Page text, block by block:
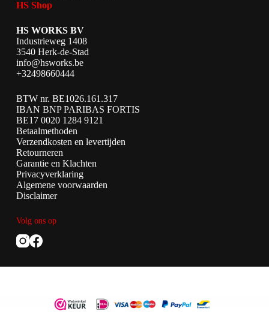
HS Shop
HS WORKS BV
Industrieweg 1408
3540 Herk-de-Stad
info@hsworks.be
+32498660444
BTW nr. BE1026.161.317
IBAN BNP PARIBAS FORTIS
BE17 0020 1284 9121
Betaalmethoden
Verzendkosten en levertijden
Retourneren
Garantie en Klachten
Privacyverklaring
Algemene voorwaarden
Disclaimer
Volg ons op